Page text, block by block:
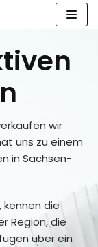
wir
uns zu einem
in Sachsen-
kennen die
Region, die
über ein